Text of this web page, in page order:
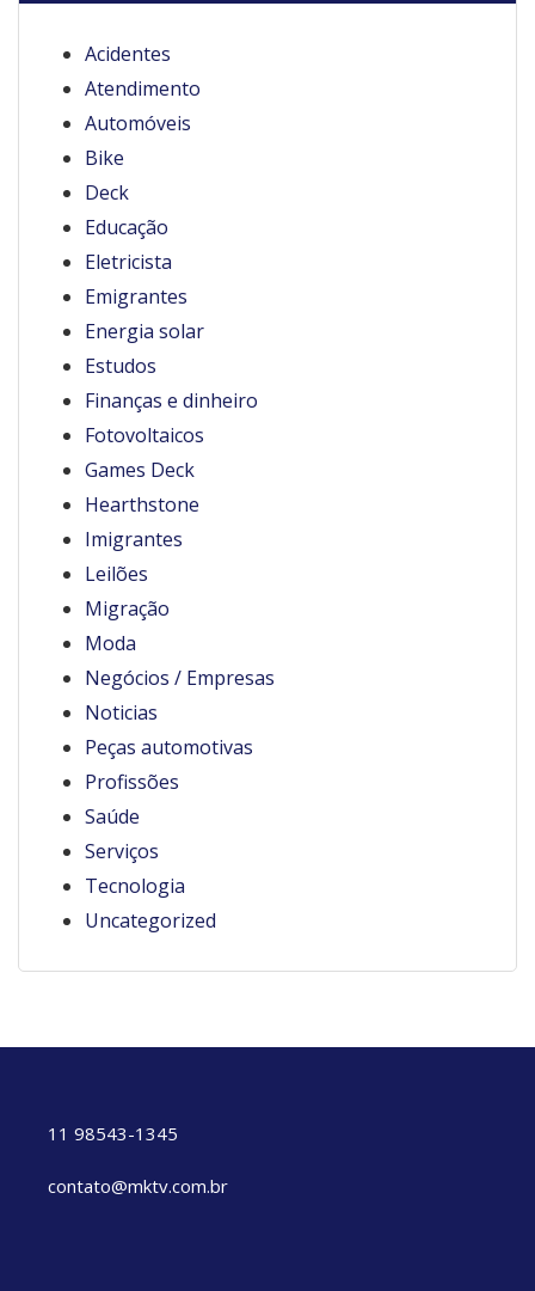
Acidentes
Atendimento
Automóveis
Bike
Deck
Educação
Eletricista
Emigrantes
Energia solar
Estudos
Finanças e dinheiro
Fotovoltaicos
Games Deck
Hearthstone
Imigrantes
Leilões
Migração
Moda
Negócios / Empresas
Noticias
Peças automotivas
Profissões
Saúde
Serviços
Tecnologia
Uncategorized
11 98543-1345
contato@mktv.com.br